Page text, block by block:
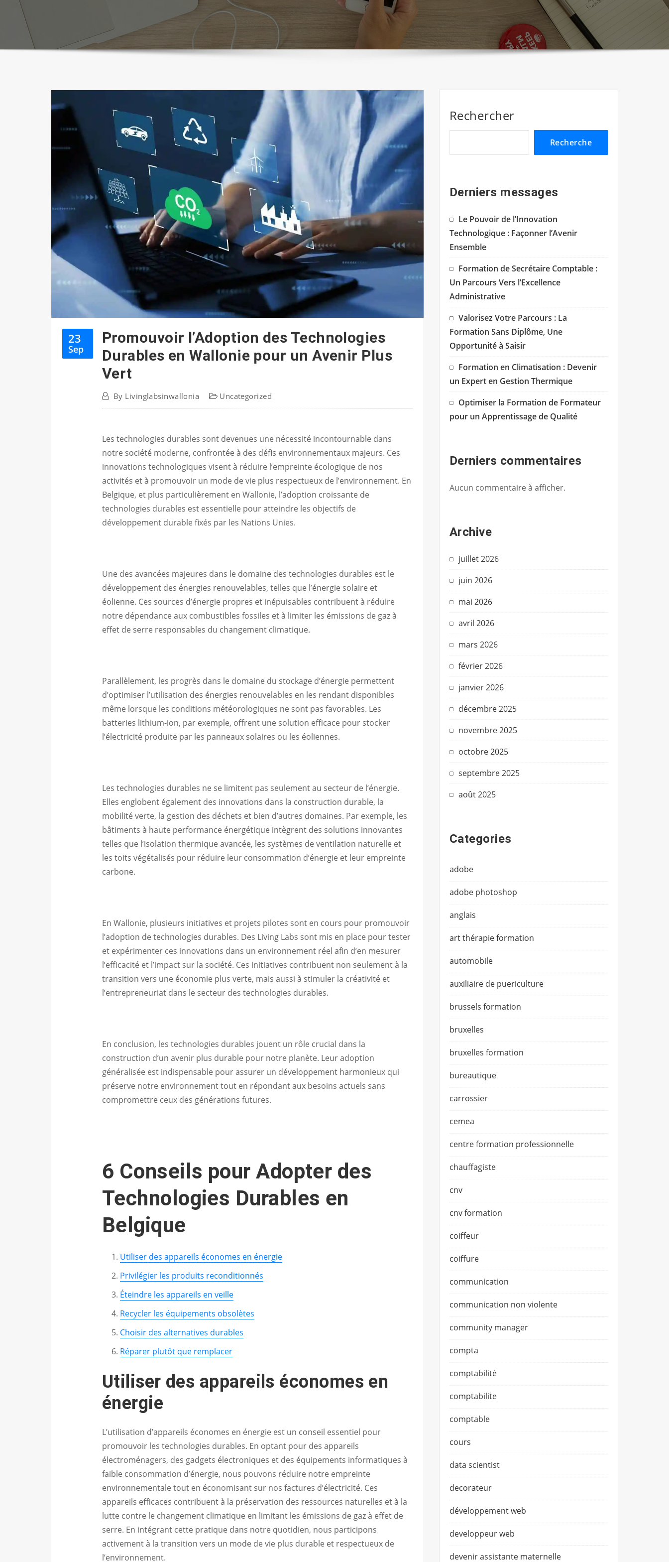
23
Sep
Promouvoir l’Adoption des Technologies
Durables en Wallonie pour un Avenir Plus
Vert
By Livinglabsinwallonia Uncategorized
Les technologies durables sont devenues une nécessité incontournable dans
notre société moderne, confrontée à des défis environnementaux majeurs. Ces
innovations technologiques visent à réduire l’empreinte écologique de nos
activités et à promouvoir un mode de vie plus respectueux de l’environnement. En
Belgique, et plus particulièrement en Wallonie, l’adoption croissante de
technologies durables est essentielle pour atteindre les objectifs de
développement durable fixés par les Nations Unies.
Une des avancées majeures dans le domaine des technologies durables est le
développement des énergies renouvelables, telles que l’énergie solaire et
éolienne. Ces sources d’énergie propres et inépuisables contribuent à réduire
notre dépendance aux combustibles fossiles et à limiter les émissions de gaz à
effet de serre responsables du changement climatique.
Parallèlement, les progrès dans le domaine du stockage d’énergie permettent
d’optimiser l’utilisation des énergies renouvelables en les rendant disponibles
même lorsque les conditions météorologiques ne sont pas favorables. Les
batteries lithium-ion, par exemple, offrent une solution efficace pour stocker
l’électricité produite par les panneaux solaires ou les éoliennes.
Les technologies durables ne se limitent pas seulement au secteur de l’énergie.
Elles englobent également des innovations dans la construction durable, la
mobilité verte, la gestion des déchets et bien d’autres domaines. Par exemple, les
bâtiments à haute performance énergétique intègrent des solutions innovantes
telles que l’isolation thermique avancée, les systèmes de ventilation naturelle et
les toits végétalisés pour réduire leur consommation d’énergie et leur empreinte
carbone.
En Wallonie, plusieurs initiatives et projets pilotes sont en cours pour promouvoir
l’adoption de technologies durables. Des Living Labs sont mis en place pour tester
et expérimenter ces innovations dans un environnement réel afin d’en mesurer
l’efficacité et l’impact sur la société. Ces initiatives contribuent non seulement à la
transition vers une économie plus verte, mais aussi à stimuler la créativité et
l’entrepreneuriat dans le secteur des technologies durables.
En conclusion, les technologies durables jouent un rôle crucial dans la
construction d’un avenir plus durable pour notre planète. Leur adoption
généralisée est indispensable pour assurer un développement harmonieux qui
préserve notre environnement tout en répondant aux besoins actuels sans
compromettre ceux des générations futures.
6 Conseils pour Adopter des
Technologies Durables en
Belgique
Utiliser des appareils économes en énergie
Privilégier les produits reconditionnés
Éteindre les appareils en veille
Recycler les équipements obsolètes
Choisir des alternatives durables
Réparer plutôt que remplacer
Utiliser des appareils économes en
énergie
L’utilisation d’appareils économes en énergie est un conseil essentiel pour
promouvoir les technologies durables. En optant pour des appareils
électroménagers, des gadgets électroniques et des équipements informatiques à
faible consommation d’énergie, nous pouvons réduire notre empreinte
environnementale tout en économisant sur nos factures d’électricité. Ces
appareils efficaces contribuent à la préservation des ressources naturelles et à la
lutte contre le changement climatique en limitant les émissions de gaz à effet de
serre. En intégrant cette pratique dans notre quotidien, nous participons
activement à la transition vers un mode de vie plus durable et respectueux de
l’environnement.
Rechercher
Recherche
Derniers messages
Le Pouvoir de l’Innovation
Technologique : Façonner l’Avenir
Ensemble
Formation de Secrétaire Comptable :
Un Parcours Vers l’Excellence
Administrative
Valorisez Votre Parcours : La
Formation Sans Diplôme, Une
Opportunité à Saisir
Formation en Climatisation : Devenir
un Expert en Gestion Thermique
Optimiser la Formation de Formateur
pour un Apprentissage de Qualité
Derniers commentaires
Aucun commentaire à afficher.
Archive
juillet 2026
juin 2026
mai 2026
avril 2026
mars 2026
février 2026
janvier 2026
décembre 2025
novembre 2025
octobre 2025
septembre 2025
août 2025
Categories
adobe
adobe photoshop
anglais
art thérapie formation
automobile
auxiliaire de puericulture
brussels formation
bruxelles
bruxelles formation
bureautique
carrossier
cemea
centre formation professionnelle
chauffagiste
cnv
cnv formation
coiffeur
coiffure
communication
communication non violente
community manager
compta
comptabilité
comptabilite
comptable
cours
data scientist
decorateur
développement web
developpeur web
devenir assistante maternelle